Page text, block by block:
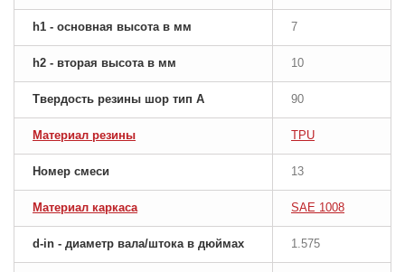
h1 - основная высота в мм 7
h2 - вторая высота в мм 10
Твердость резины шор тип A 90
Материал резины TPU
Номер смеси 13
Материал каркаса SAE 1008
d-in - диаметр вала/штока в дюймах 1.575